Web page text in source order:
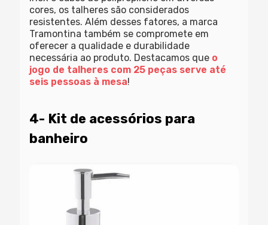
cores, os talheres são considerados
resistentes. Além desses fatores, a marca
Tramontina também se compromete em
oferecer a qualidade e durabilidade
necessária ao produto. Destacamos que o
jogo de talheres com 25 peças serve até
seis pessoas à mesa!
4- Kit de acessórios para
banheiro